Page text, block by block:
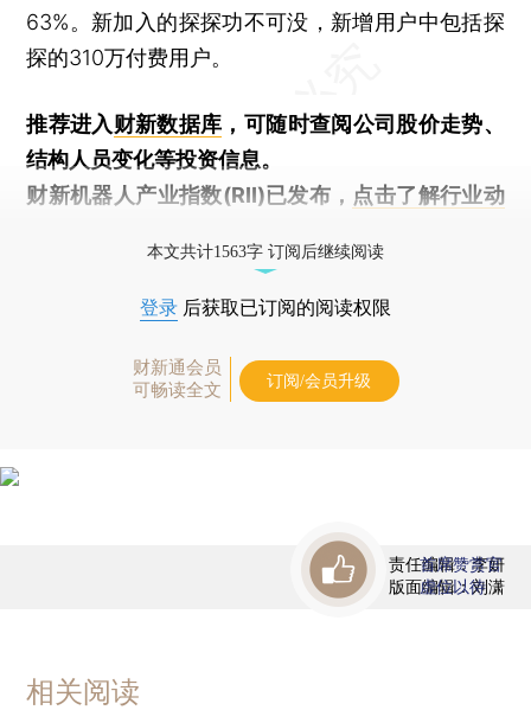
63%。新加入的探探功不可没，新增用户中包括探
探的310万付费用户。
推荐进入财新数据库 ，可随时查阅公司股价走势、
结构人员变化等投资信息。
财新机器人产业指数(RII)已发布， 点击了解行业动
本文共计1563字 订阅后继续阅读
登录 后获取已订阅的阅读权限
财新通会员
可畅读全文
订阅/会员升级
责任编辑：李妍
版面编辑：刘潇
首席赞赏官
虚位以待
相关阅读